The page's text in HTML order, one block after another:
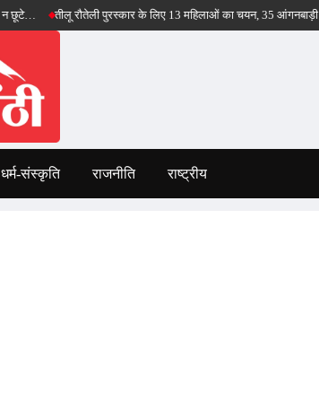
तीलू रौतेली पुरस्कार के लिए 13 महिलाओं का चयन, 35 आंगनबाड़ी
धर्म-संस्कृति राजनीति राष्ट्रीय